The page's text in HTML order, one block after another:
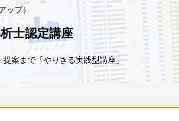
ップ）
士認定講座
案まで「やりきる実践型講座」